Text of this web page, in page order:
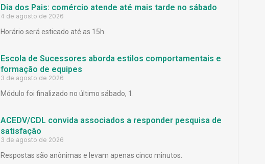
Dia dos Pais: comércio atende até mais tarde no sábado
4 de agosto de 2026
Horário será esticado até as 15h.
Escola de Sucessores aborda estilos comportamentais e
formação de equipes
3 de agosto de 2026
Módulo foi finalizado no último sábado, 1.
ACEDV/CDL convida associados a responder pesquisa de
satisfação
3 de agosto de 2026
Respostas são anônimas e levam apenas cinco minutos.